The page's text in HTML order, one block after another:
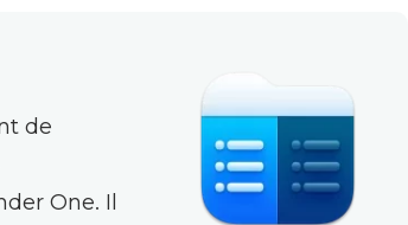
de
One. Il